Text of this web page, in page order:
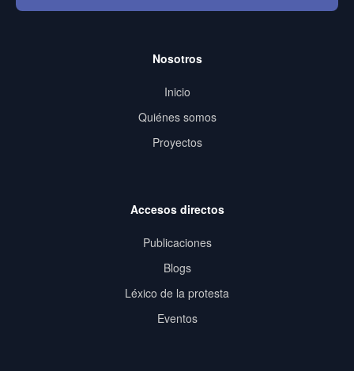
Nosotros
Inicio
Quiénes somos
Proyectos
Accesos directos
Publicaciones
Blogs
Léxico de la protesta
Eventos